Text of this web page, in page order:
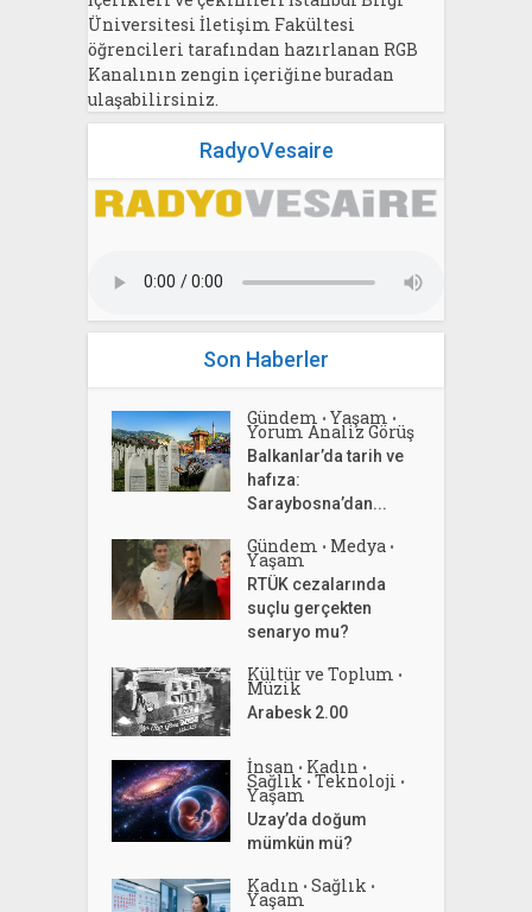
Üniversitesi İletişim Fakültesi
öğrencileri tarafından hazırlanan RGB
Kanalının zengin içeriğine buradan
ulaşabilirsiniz.
RadyoVesaire
Son Haberler
Gündem • Yaşam •
Yorum Analiz Görüş
Balkanlar’da tarih ve
hafıza:
Saraybosna’dan...
Gündem • Medya •
Yaşam
RTÜK cezalarında
suçlu gerçekten
senaryo mu?
Kültür ve Toplum •
Müzik
Arabesk 2.00
İnsan • Kadın •
Sağlık • Teknoloji •
Yaşam
Uzay’da doğum
mümkün mü?
Kadın • Sağlık •
Yaşam